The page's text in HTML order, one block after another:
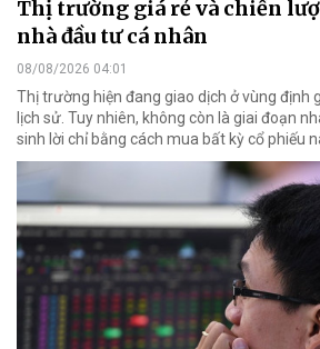
Thị trường giá rẻ và chiến
nhà đầu tư cá nhân
08/08/2026 04:01
Thị trường hiện đang giao dịch ở vùng định
lịch sử. Tuy nhiên, không còn là giai đoạn
sinh lời chỉ bằng cách mua bất kỳ cổ phiếu